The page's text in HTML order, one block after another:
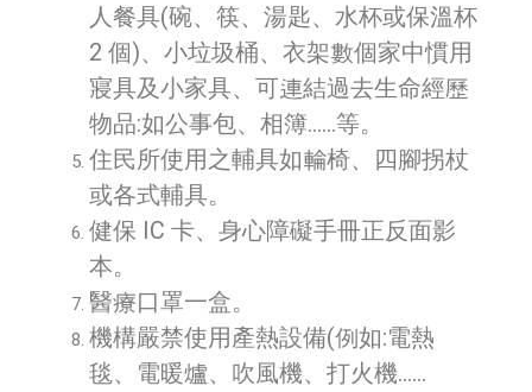
人餐具(碗、筷、湯匙、水杯或保溫杯
2 個)、小垃圾桶、衣架數個家中慣用
寢具及小家具、可連結過去生命經歷
物品:如公事包、相簿……等。
住民所使用之輔具如輪椅、四腳拐杖
或各式輔具。
健保 IC 卡、身心障礙手冊正反面影
本。
醫療口罩一盒。
機構嚴禁使用產熱設備(例如:電熱
毯、電暖爐、吹風機、打火機……